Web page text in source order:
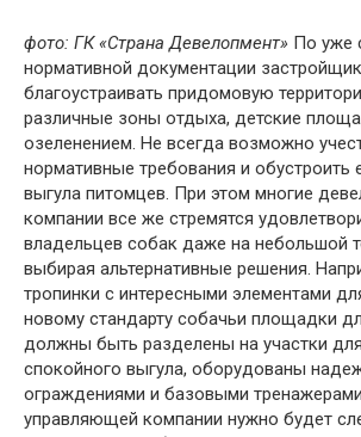
фото: ГК «Страна Девелопмент» По уже
нормативной документации
благоустраивать придомовую
различные зоны отдыха, детские
озеленением. Не всегда возможно
нормативные требования и обустроить
выгула питомцев. При этом многие
компании все же стремятся
владельцев собак даже на небольшой
выбирая альтернативные решения.
тропинки с интересными элементами
новому стандарту собачьи площадки
должны быть разделены на участки
спокойного выгула, оборудованы
ограждениями и базовыми
управляющей компании нужно будет